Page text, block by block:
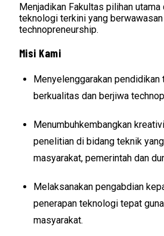
Menjadikan Fakultas pilihan
teknologi terkini yang
technopreneurship.
Misi Kami
Menyelenggarakan
berkualitas dan berjiwa
Menumbuhkembangkan
penelitian di bidang teknik
masyarakat, pemerintah dan
Melaksanakan pengabdian
penerapan teknologi tepat
masyarakat.